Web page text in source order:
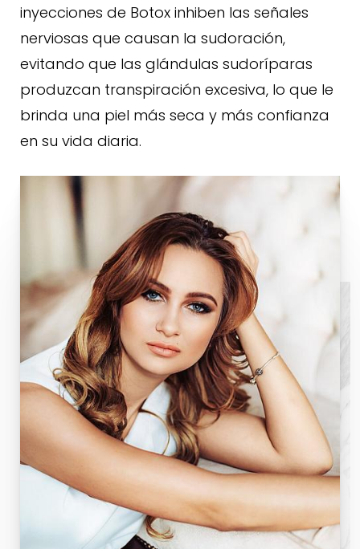
inyecciones de Botox inhiben las señales
nerviosas que causan la sudoración,
evitando que las glándulas sudoríparas
produzcan transpiración excesiva, lo que le
brinda una piel más seca y más confianza
en su vida diaria.